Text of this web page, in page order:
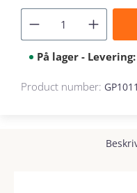
På lager -
Product number: